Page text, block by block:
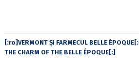
[:ro]VERMONT ȘI FARMECUL BELLE
THE CHARM OF THE BELLE ÉPOQUE[:]